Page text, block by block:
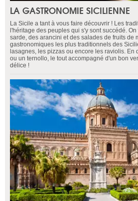
LA GASTRONOMIE SICILIENNE
La Sicile a tant à vous faire découvrir ! Les
l'héritage des peuples qui s'y sont succédé.
sarde, des arancini et des salades de fruits de
gastronomiques les plus traditionnels des
lasagnes, les pizzas ou encore les raviolis. En
ou un ternollo, le tout accompagné d'un bon
délice !